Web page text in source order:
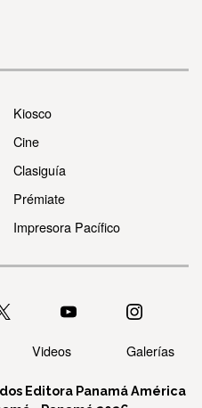
Kiosco
Cine
Clasiguía
Prémiate
Impresora Pacífico
Videos Galerías
Editora Panamá América